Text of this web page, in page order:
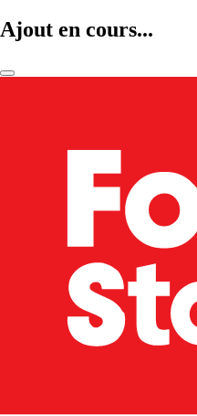
Ajout en cours...